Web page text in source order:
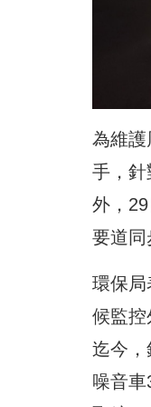
為維護
手，針
外，
要道同
環保局
候監控
迄今，
噪音